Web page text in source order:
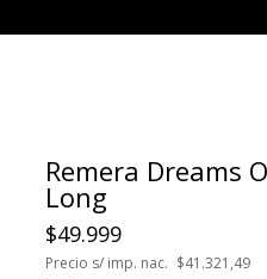
AMBA)
Remera Dreams
Long
$49.999
Precio s/ imp. nac. $41.321,49